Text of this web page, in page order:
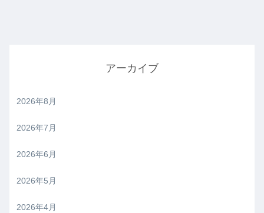
アーカイブ
2026年8月
2026年7月
2026年6月
2026年5月
2026年4月